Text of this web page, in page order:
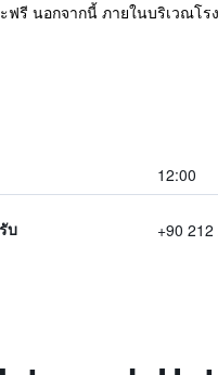
รี นอกจากนี้ ภายในบริเวณโร
12:00
บ +90